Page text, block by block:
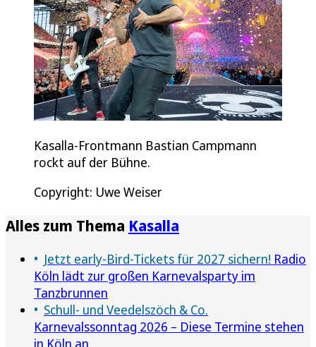
Kasalla-Frontmann Bastian Campmann
rockt auf der Bühne.
Copyright: Uwe Weiser
Alles zum Thema Kasalla
Jetzt early-Bird-Tickets für 2027 sichern! Radio
Köln lädt zur großen Karnevalsparty im
Tanzbrunnen
Schull- und Veedelszöch & Co.
Karnevalssonntag 2026 – Diese Termine stehen
in Köln an